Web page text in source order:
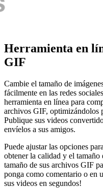
Herramienta en
GIF
Cambie el tamaño de
fácilmente en las redes
herramienta en línea para
archivos GIF, optimizándolos
Publique sus videos
envíelos a sus amigos.
Puede ajustar las opciones
obtener la calidad y el
tamaño de sus archivos GIF
ponga como comentario o en
sus videos en segundos!